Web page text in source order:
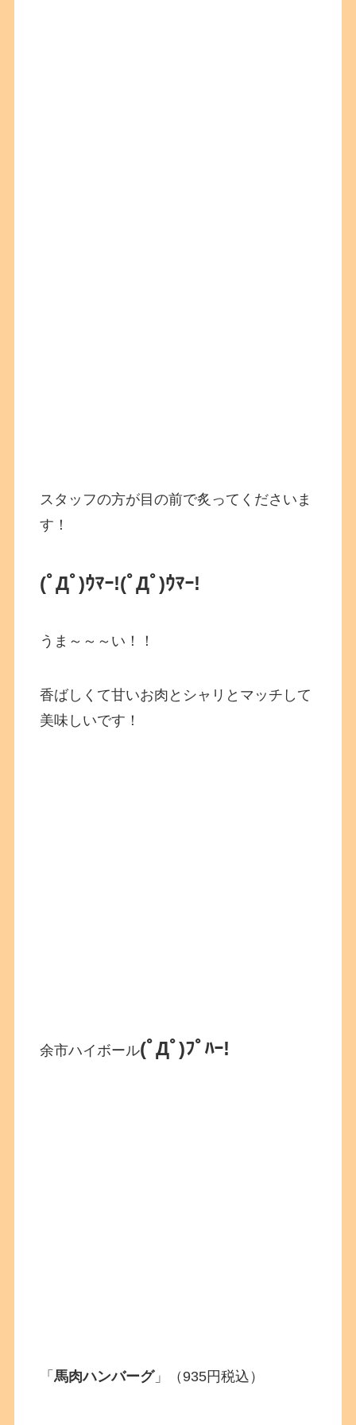
スタッフの方が目の前で炙ってくださいま
す！
(ﾟДﾟ)ｳﾏｰ!(ﾟДﾟ)ｳﾏｰ!
うま～～～い！！
香ばしくて甘いお肉とシャリとマッチして
美味しいです！
余市ハイボール(ﾟДﾟ)ﾌﾟﾊｰ!
「馬肉ハンバーグ」（935円税込）